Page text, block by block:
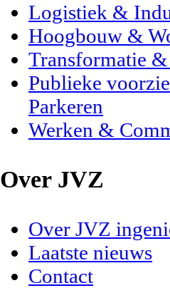
Logistiek &
Hoogbouw &
Transformatie
Publieke
Parkeren
Werken &
Over JVZ
Over JVZ
Laatste nieuws
Contact